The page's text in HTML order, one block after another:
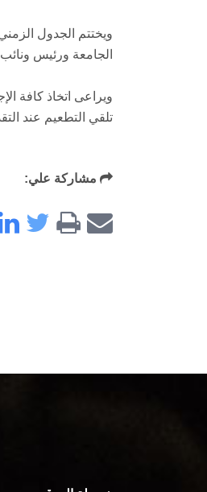
الجامعة ورئيس
تلقي التطعيم عند
مشاركة علي: